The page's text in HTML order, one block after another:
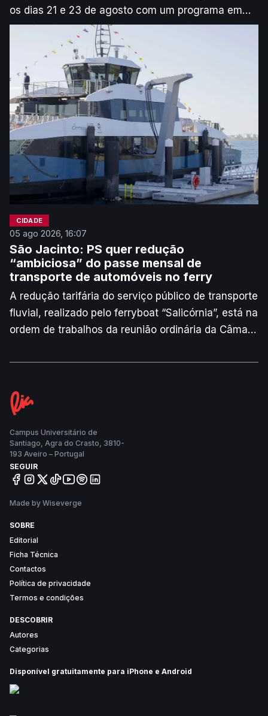
os dias 21 e 23 de agosto com um programa em
que se que destacam os concertos de GNR, Agir e
Áurea, além do tradicional espetáculo aéreo Aveiro
Air Show. O evento, organizado pelo Município de
Aveiro, conta ainda com outras atividades
desportivas e culturais.
CIDADE
05 ago 2026, 16:07
São Jacinto: PS quer redução
“ambiciosa” do passe mensal de
transporte de automóveis no ferry
A redução tarifária do serviço público de transporte
fluvial, realizado pelo ferryboat “Salicórnia”, está na
ordem de trabalhos da reunião ordinária da Câmara
Os eleitos do PS reagiram, via comunicado de
se desloque de carro no ferry desça dos atuais
114,70 euros para 80 euros.
Campus Universitário de
Santiago, Agra do Crasto, 3810-
193 Aveiro – Portugal
SEGUIR
Made by Wiseverge
SOBRE
Editorial
Ficha Técnica
Contactos
Política de privacidade
Termos e condições
DESCOBRIR
Autores
Categorias
Disponível gratuitamente para iPhone e Android